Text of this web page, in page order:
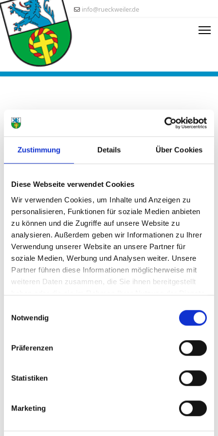
Zustimmung Details Über Cookies
Diese Webseite verwendet Cookies
Wir verwenden Cookies, um Inhalte und Anzeigen zu
personalisieren, Funktionen für soziale Medien anbieten
zu können und die Zugriffe auf unsere Website zu
analysieren. Außerdem geben wir Informationen zu Ihrer
Verwendung unserer Website an unsere Partner für
soziale Medien, Werbung und Analysen weiter. Unsere
Partner führen diese Informationen möglicherweise mit
weiteren Daten zusammen, die Sie ihnen bereitgestellt
haben oder die sie im Rahmen Ihrer Nutzung der Dienste
Notwendig
Präferenzen
Statistiken
Marketing
info@rueckweiler.de
Pressespiegel (1)
Samstag, 23 07 2022 08:41
„Bienen-Projekt“ im Kindergarten
Rückweiler
geschrieben vonLutz Altekrüger
Schreiben Sie den ersten Kommentar!
weiterlesen